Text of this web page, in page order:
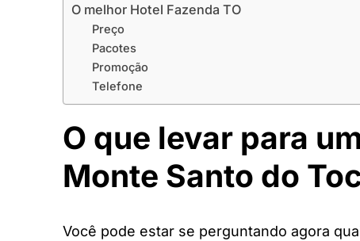
O melhor Hotel Fazenda TO
Preço
Pacotes
Promoção
Telefone
O que levar para
Monte Santo do
Você pode estar se perguntando agora